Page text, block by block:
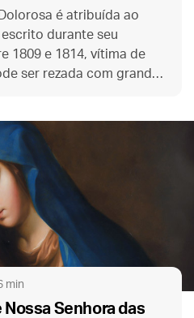
é atribuída ao
escrito durante seu
1809 e 1814, vítima de
ser rezada com grande
min
Nossa Senhora das